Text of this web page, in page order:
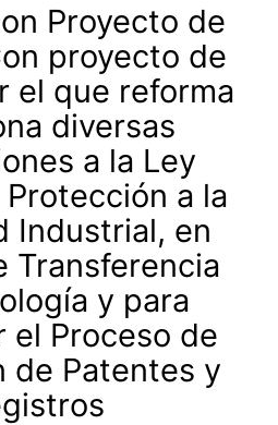
Proyecto de
proyecto de
el que reforma
diversas
a la Ley
a la
Industrial, en
Transferencia
y para
el Proceso de
de Patentes y